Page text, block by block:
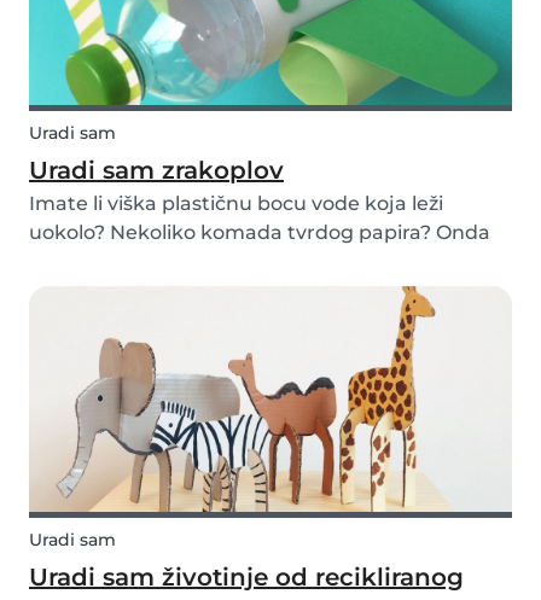
Uradi sam
Uradi sam zrakoplov
Imate li viška plastičnu bocu vode koja leži
uokolo? Nekoliko komada tvrdog papira? Onda
uradi sam avion za djecu!
Uradi sam
Uradi sam životinje od recikliranog